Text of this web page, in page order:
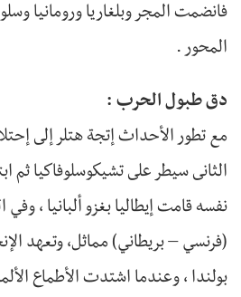
فانضمت المجر وبلغاريا ورومانيا
المحور .
دق طبول الحرب :
مع تطور الأحداث إتجة هتلر إلى
الثانى سيطر على تشيكوسلوفاكيا ثم
نفسه قامت إيطاليا بغزو ألبانيا ،
(فرنسي – بريطاني) مماثل، وتعهد
بولندا ، وعندما اشتدت الأطماع